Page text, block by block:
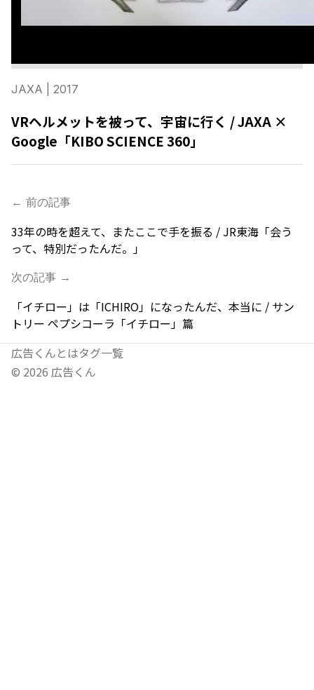
JAXA | 2017
VRヘルメットを被って、宇宙に行く / JAXA ×
Google「KIBO SCIENCE 360」
← 前の記事
33年の時を超えて、またここで手を振る / JR東海「会う
って、特別だったんだ。」
次の記事 →
「イチロー」は「ICHIRO」になったんだ、本当に / サン
トリー ペプシコーラ「イチロー」篇
広告くんとはタグ一覧
© 2026 広告くん